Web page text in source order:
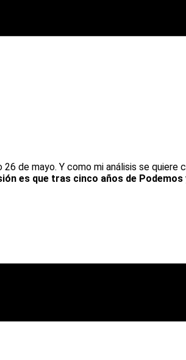
de mayo. Y como mi análisis se quiere
es que tras cinco años de